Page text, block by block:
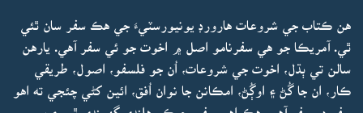
هن ڪتاب جي شروعات هارورڊ يونيورسٽيءَ جي هڪ سفر سان ٿئي
ٿي. آمريڪا جو هي سفرنامو اصل ۾ اخوت جو ئي سفر آهي. يارهن
سالن تي ٻڌل، اخوت جي شروعات، اُن جو فلسفو، اصول، طريقي
ڪار، ان جا گُڻ ۽ اوڳُڻ، امڪانن جا نوان اُفق، ائين کڻي چئجي ته اهو
سفر در سفر آهي. هڪ اهم سفر، جيڪو هلندي گهمندي ٿيو ۽ ٻيو